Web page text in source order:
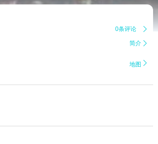
0条评论 
简介 
地图 